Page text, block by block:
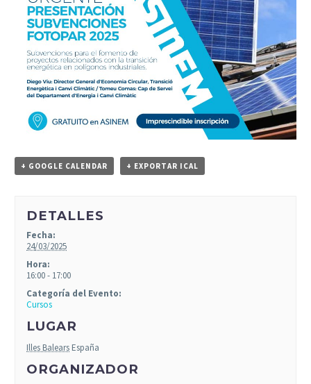
+ GOOGLE CALENDAR + EXPORTAR ICAL
DETALLES
Fecha:
24/03/2025
Hora:
16:00 - 17:00
Categoría del Evento:
Cursos
LUGAR
Illes Balears España
ORGANIZADOR